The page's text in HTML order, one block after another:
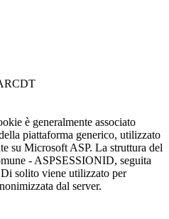
è generalmente associato
piattaforma generico, utilizzato
su Microsoft ASP. La struttura del
- ASPSESSIONID, seguita
solito viene utilizzato per
dal server.